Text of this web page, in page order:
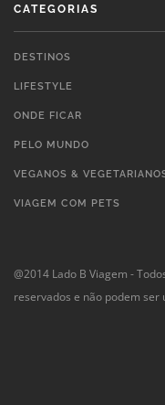
CATEGORIAS
DESTINOS
LIFESTYLE
ONDE FICAR
PELO MUNDO
VEGANOS &
VIAGEM COM PETS
@2014 Lado B Viagem -
reservados e não podem ser